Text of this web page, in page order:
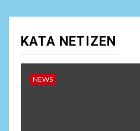
KATA NETIZEN
NEWS